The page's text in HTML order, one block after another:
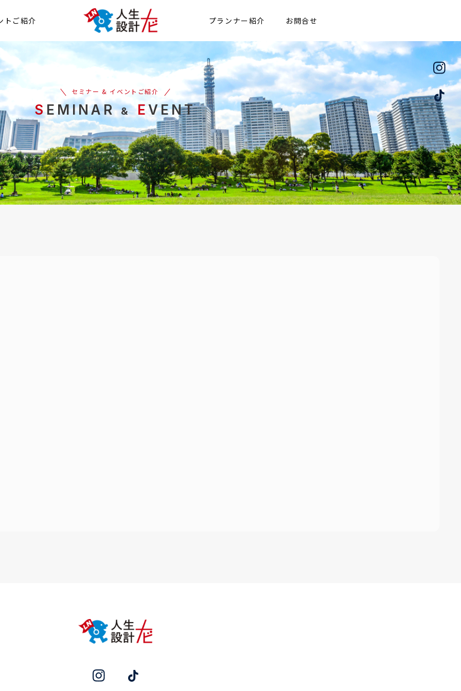
トご紹介 プランナー紹介 お問合せ
セミナー & イベントご紹介
SEMINAR& EVENT